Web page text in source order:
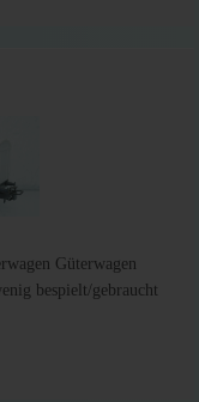
Güterwagen
bespielt/gebraucht